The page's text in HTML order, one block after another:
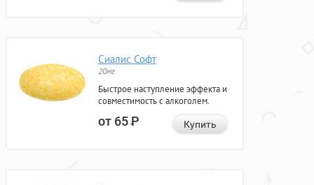
Сиалис Софт
20мг
Быстрое наступление эффекта и
совместимость с алкоголем.
от 65Р Купить